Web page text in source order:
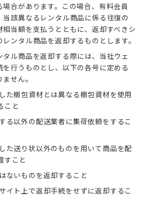
合があります。この場合、有料会員
当該異なるレンタル商品に係る往復の
当額を支払うとともに、返却すべきシ
ンタル商品を返却するものとします。
ル商品を返却する際には、当社ウェ
を行うものとし、以下の各号に定める
せん。
た梱包資材とは異なる梱包資材を使用
こと
る以外の配送業者に集荷依頼をするこ
た送り状以外のものを用いて商品を配
すこと
ないものを返却すること
イト上で返却手続をせずに返却するこ